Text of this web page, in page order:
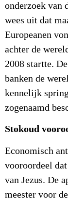
onderzoek van
wees uit dat
Europeanen
achter de
2008 startte.
banken de
kennelijk
zogenaamd
Stokoud
Economisch
vooroordeel
van Jezus. De
meester voor